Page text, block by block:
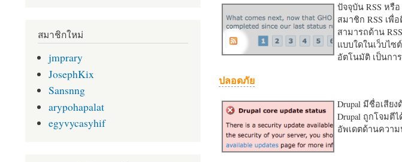
ปัจจุบัน RSS หรื
สมาชิก RSS เพื่
สามารถด้าน
แบบใดในเว็บไซ
อัตโนมัติ เป็นกา
ปลอดภัย
Drupal มีชื่อเสีย
Drupal ถูกโจมตี
อัพเดตด้านควา
สมาชิกใหม่
jmprary
JosephKix
Sansnng
arypohapalat
egyvycasyhif